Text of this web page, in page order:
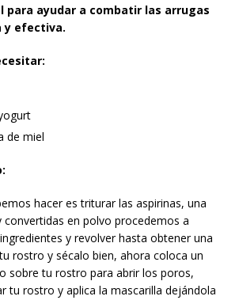
para ayudar a combatir las arrugas
y efectiva.
de miel
hacer es triturar las aspirinas, una
convertidas en polvo procedemos a
y revolver hasta obtener una
rostro y sécalo bien, ahora coloca un
sobre tu rostro para abrir los poros,
tu rostro y aplica la mascarilla dejándola